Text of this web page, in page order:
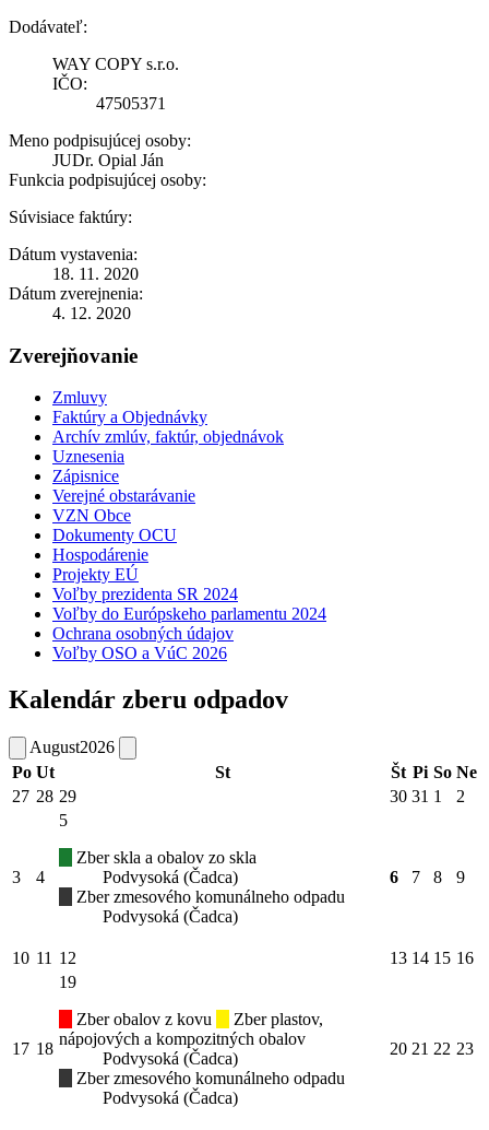
Dodávateľ:
WAY COPY s.r.o.
IČO:
47505371
Meno podpisujúcej osoby:
JUDr. Opial Ján
Funkcia podpisujúcej osoby:
Súvisiace faktúry:
Dátum vystavenia:
18. 11. 2020
Dátum zverejnenia:
4. 12. 2020
Zverejňovanie
Zmluvy
Faktúry a Objednávky
Archív zmlúv, faktúr, objednávok
Uznesenia
Zápisnice
Verejné obstarávanie
VZN Obce
Dokumenty OCU
Hospodárenie
Projekty EÚ
Voľby prezidenta SR 2024
Voľby do Európskeho parlamentu 2024
Ochrana osobných údajov
Voľby OSO a VúC 2026
Kalendár zberu odpadov
August2026
Po Ut St Št Pi So Ne
27 28 29 30 31 1 2
3 4
5
Zber skla a obalov zo skla
Podvysoká (Čadca)
Zber zmesového komunálneho odpadu
Podvysoká (Čadca)
6 7 8 9
10 11 12 13 14 15 16
17 18
19
Zber obalov z kovu
Zber plastov,
nápojových a kompozitných obalov
Podvysoká (Čadca)
Zber zmesového komunálneho odpadu
Podvysoká (Čadca)
20 21 22 23